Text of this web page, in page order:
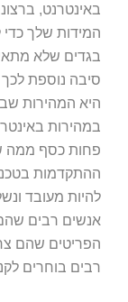
באינטרנט,
המידות שלך כדי
בגדים שלא
סיבה נוספת לכך
היא המהירות
במהירות
פחות כסף ממה
ההתקדמות
להיות מעובד
אנשים רבים
הפריטים שהם
רבים בוחרים